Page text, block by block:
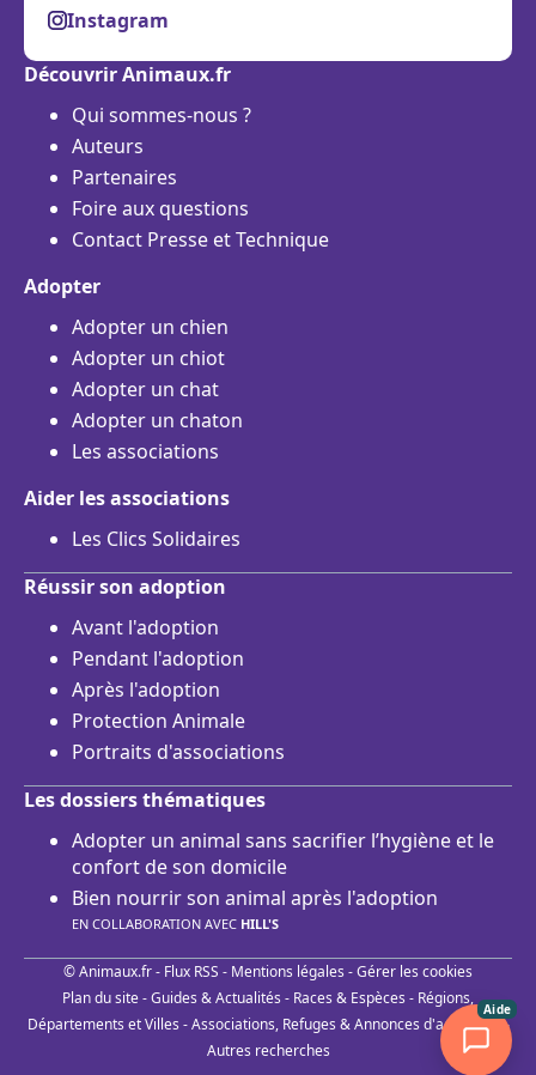
Instagram
Découvrir Animaux.fr
Qui sommes-nous ?
Auteurs
Partenaires
Foire aux questions
Contact Presse et Technique
Adopter
Adopter un chien
Adopter un chiot
Adopter un chat
Adopter un chaton
Les associations
Aider les associations
Les Clics Solidaires
Réussir son adoption
Avant l'adoption
Pendant l'adoption
Après l'adoption
Protection Animale
Portraits d'associations
Les dossiers thématiques
Adopter un animal sans sacrifier l’hygiène et le
confort de son domicile
Bien nourrir son animal après l'adoption
EN COLLABORATION AVEC HILL'S
© Animaux.fr - Flux RSS - Mentions légales -Gérer les cookies
Plan du site-Guides & Actualités - Races & Espèces - Régions,
Départements et Villes -Associations, Refuges & Annonces d'adoptions-
Autres recherches
Aide